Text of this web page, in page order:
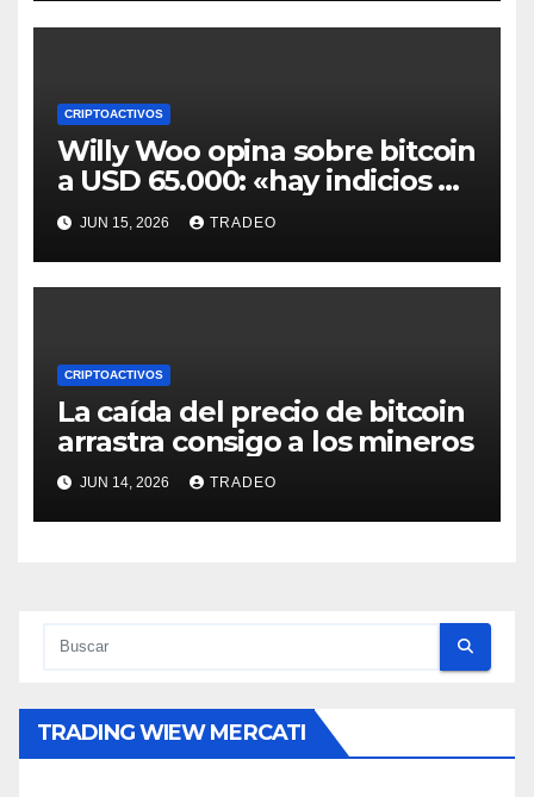
CRIPTOACTIVOS
Willy Woo opina sobre bitcoin
a USD 65.000: «hay indicios de
posible divergencia alcista»
JUN 15, 2026 TRADEO
CRIPTOACTIVOS
La caída del precio de bitcoin
arrastra consigo a los mineros
JUN 14, 2026 TRADEO
TRADING WIEW MERCATI